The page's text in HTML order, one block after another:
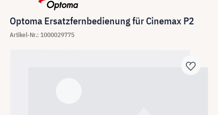
Optoma Ersatzfernbedienung für Cinemax P2
Artikel-Nr.: 1000029775